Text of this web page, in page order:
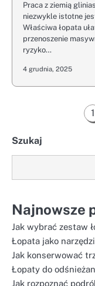
Praca z ziemią
niezwykle istotne
Właściwa łopata
przenoszenie
ryzyko…
4 grudnia, 2025
1
Szukaj
Najnowsze
Jak wybrać zestaw
Łopata jako
Jak konserwować
Łopaty do
Jak rozpoznać